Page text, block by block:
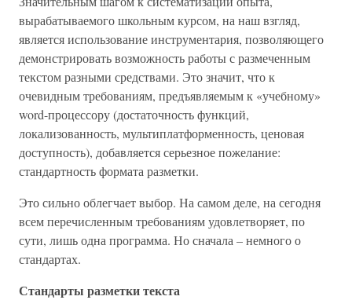
вырабатываемого школьным курсом, на наш взгляд,
является использование инструментария, позволяющего
демонстрировать возможность работы с размеченным
текстом разными средствами. Это значит, что к
очевидным требованиям, предъявляемым к «учебному»
word-процессору (достаточность функций,
локализованность, мультиплатформенность, ценовая
доступность), добавляется серьезное пожелание:
стандартность формата разметки.
Это сильно облегчает выбор. На самом деле, на сегодня
всем перечисленным требованиям удовлетворяет, по
сути, лишь одна программа. Но сначала – немного о
стандартах.
Стандарты разметки текста